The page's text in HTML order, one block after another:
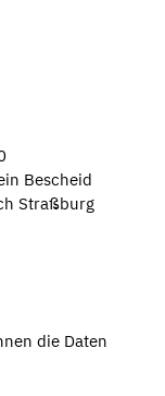
Bescheid
Straßburg
die Daten